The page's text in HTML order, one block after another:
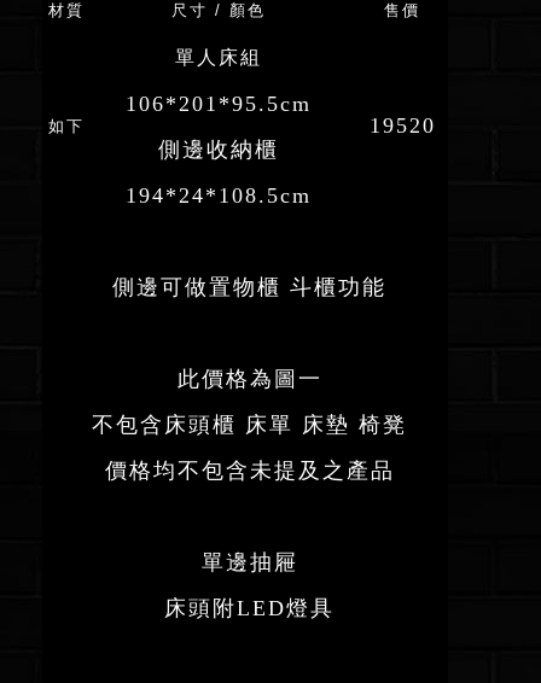
材質 尺寸 / 顏色 售價
如下
單人床組
106*201*95.5cm
側邊收納櫃
194*24*108.5cm
19520
側邊可做置物櫃 斗櫃功能
此價格為圖一
不包含床頭櫃 床單 床墊 椅凳
價格均不包含未提及之產品
單邊抽屜
床頭附LED燈具